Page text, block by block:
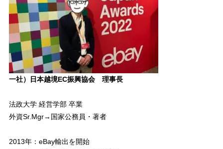
一社）日本越境EC振興協会 理事長
法政大学 経営学部 卒業
外資Sr.Mgr→国家公務員・著者
2013年：eBay輸出を開始